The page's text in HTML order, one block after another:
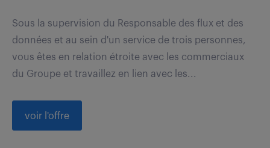
Sous la supervision du Responsable des flux et des
données et au sein d'un service de trois personnes,
vous êtes en relation étroite avec les commerciaux
du Groupe et travaillez en lien avec les...
voir l'offre